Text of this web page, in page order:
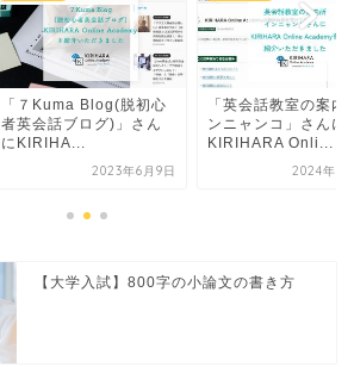
「７Kuma Blog(脱初心
者英会話ブログ)」さん
にKIRIHA...
2023年6月9日
「英会話教室の案内
ンニャンコ」さんに
KIRIHARA Onli...
2024年6
【大学入試】800字の小論文の書き方